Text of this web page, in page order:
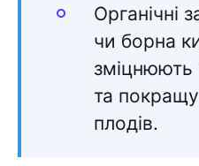
Органічні
чи борна
зміцнюють
та
плодів.